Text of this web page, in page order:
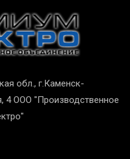
обл., г.Каменск-
4 ООО "Производственное